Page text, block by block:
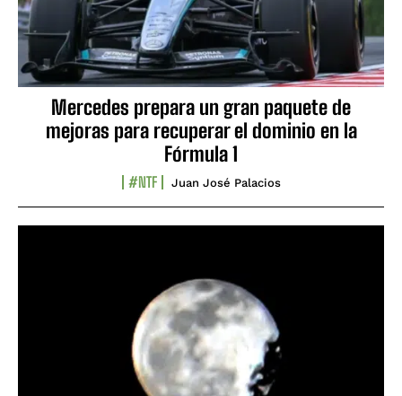
Mercedes prepara un gran paquete de
mejoras para recuperar el dominio en la
Fórmula 1
#NTF Juan José Palacios